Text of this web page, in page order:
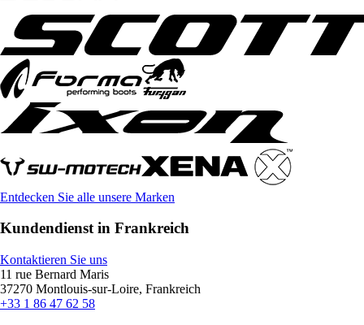
Entdecken Sie alle unsere Marken
Kundendienst in Frankreich
Kontaktieren Sie uns
11 rue Bernard Maris
37270 Montlouis-sur-Loire, Frankreich
+33 1 86 47 62 58